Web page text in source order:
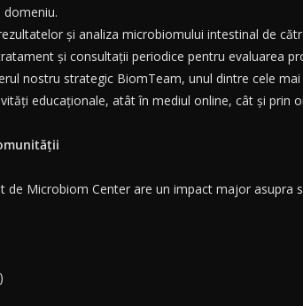
și analiza microbiomului intestinal de
și consultații periodice pentru evaluarea
nostru strategic BiomTeam, unul dintre cele
educaționale, atât în mediul online, cât și prin
Microbiom Center are un impact major asupra